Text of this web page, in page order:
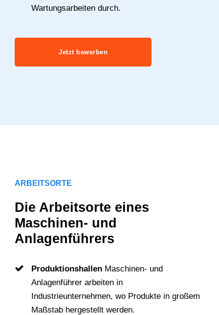
Wartungsarbeiten durch.
Jetzt bewerben
ARBEITSORTE
Die Arbeitsorte eines
Maschinen- und
Anlagenführers
Produktionshallen Maschinen- und
Anlagenführer arbeiten in
Industrieunternehmen, wo Produkte in großem
Maßstab hergestellt werden.